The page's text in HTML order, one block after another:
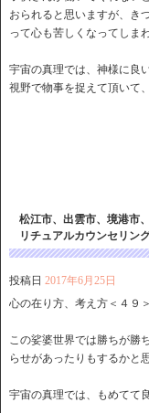
おられると思いますが、き
って心も苦しくなってしま
宇宙の真理では、神様に良
視野で物事を捉えて頂いて
松江市、出雲市、境港市
リチュアルカウンセリング
投稿日 2017年6月25日
心の在り方、考え方＜４９＞
この娑婆世界では勝ちが勝
らせがあったりもするかと
宇宙の真理では、もめてて